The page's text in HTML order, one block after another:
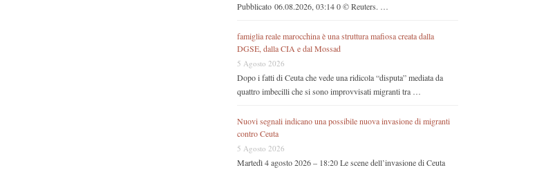
Pubblicato 06.08.2026, 03:14 0 © Reuters. …
famiglia reale marocchina è una struttura mafiosa creata dalla
DGSE, dalla CIA e dal Mossad
5 Agosto 2026
Dopo i fatti di Ceuta che vede una ridicola “disputa” mediata da
quattro imbecilli che si sono improvvisati migranti tra …
Nuovi segnali indicano una possibile nuova invasione di migranti
contro Ceuta
5 Agosto 2026
Martedì 4 agosto 2026 – 18:20 Le scene dell’invasione di Ceuta